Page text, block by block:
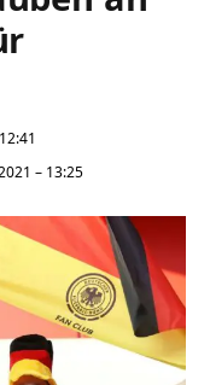
– 13:25